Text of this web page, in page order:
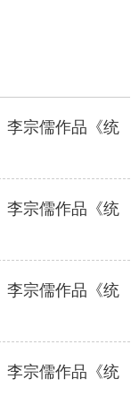
李宗儒作品《统
李宗儒作品《统
李宗儒作品《统
李宗儒作品《统